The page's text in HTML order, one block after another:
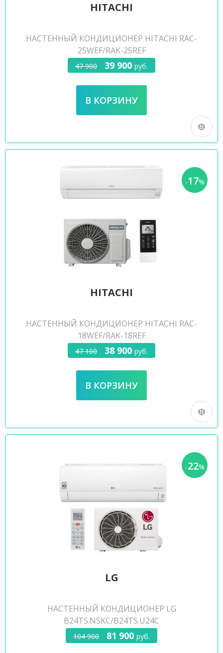
HITACHI
НАСТЕННЫЙ КОНДИЦИОНЕР HITACHI RAC-
25WEF/RAK-25REF
47 900 39 900 руб.
-17%
HITACHI
НАСТЕННЫЙ КОНДИЦИОНЕР HITACHI RAC-
18WEF/RAK-18REF
47 100 38 900 руб.
-22%
LG
НАСТЕННЫЙ КОНДИЦИОНЕР LG
B24TS.NSKC/B24TS.U24C
104 900 81 900 руб.